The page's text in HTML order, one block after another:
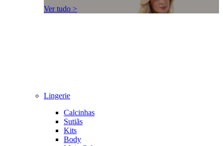
Ver tudo >
Lingerie
Calcinhas
Sutiãs
Kits
Body